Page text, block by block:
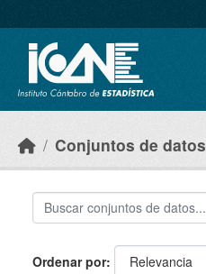
Conjuntos de datos
Ordenar por